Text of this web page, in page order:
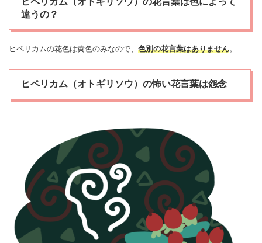
違うの？
ヒペリカムの花色は黄色のみなので、 色別の花言葉はありません。
ヒペリカム（オトギリソウ）の怖い花言葉は怨念